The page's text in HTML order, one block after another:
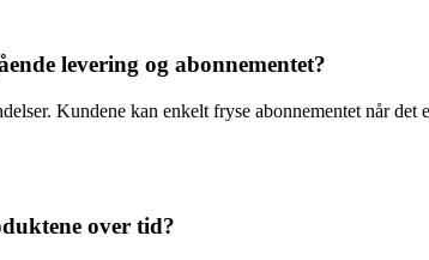
levering og abonnementet?
Kundene kan enkelt fryse abonnementet når
over tid?